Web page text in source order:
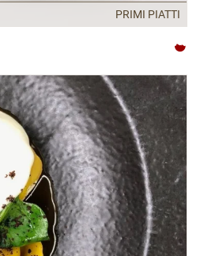
PRIMI PIATTI